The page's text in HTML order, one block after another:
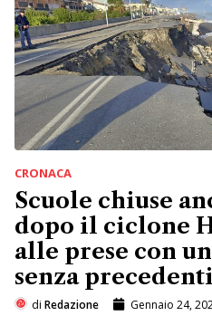
CRONACA
Scuole chiuse
dopo il ciclone
alle prese con
senza precedenti
di Redazione Gennaio 24,